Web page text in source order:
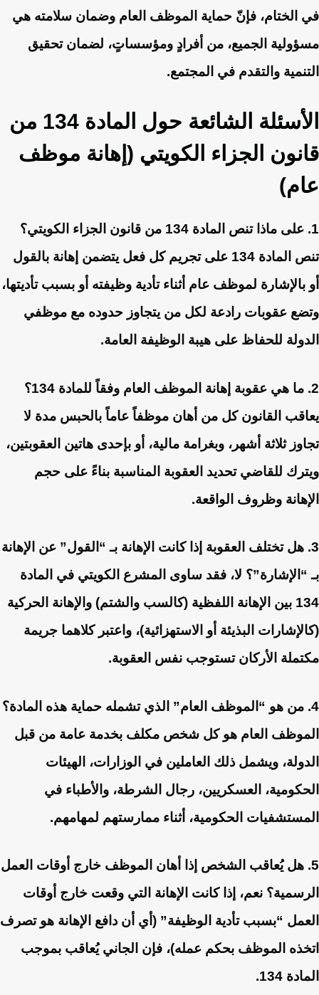
في الختام، فإنّ حماية الموظف العام وضمان سلامته هي
مسؤولية الجميع، من أفرادٍ ومؤسساتٍ، لضمان تحقيق
التنمية والتقدم في المجتمع.
الأسئلة الشائعة حول المادة 134 من
قانون الجزاء الكويتي (إهانة موظف
عام)
1. على ماذا تنص المادة 134 من قانون الجزاء الكويتي؟
تنص المادة 134 على تجريم كل فعل يتضمن إهانة بالقول
أو بالإشارة لموظف عام أثناء تأدية وظيفته أو بسبب تأديتها،
وتضع عقوبات رادعة لكل من يتجاوز حدوده مع موظفي
الدولة للحفاظ على هيبة الوظيفة العامة.
2. ما هي عقوبة إهانة الموظف العام وفقاً للمادة 134؟
يعاقب القانون كل من أهان موظفاً عاماً بالحبس مدة لا
تجاوز ثلاثة أشهر، وبغرامة مالية، أو بإحدى هاتين العقوبتين،
ويترك للقاضي تحديد العقوبة المناسبة بناءً على حجم
الإهانة وظروف الواقعة.
3. هل تختلف العقوبة إذا كانت الإهانة بـ “القول” عن الإهانة
بـ “الإشارة”؟ لا، فقد ساوى المشرع الكويتي في المادة
134 بين الإهانة اللفظية (كالسب والشتم) والإهانة الحركية
(كالإشارات البذيئة أو الاستهزائية)، واعتبر كلاهما جريمة
مكتملة الأركان تستوجب نفس العقوبة.
4. من هو “الموظف العام” الذي تشمله حماية هذه المادة؟
الموظف العام هو كل شخص مكلف بخدمة عامة من قبل
الدولة، ويشمل ذلك العاملين في الوزارات، الهيئات
الحكومية، العسكريين، رجال الشرطة، والأطباء في
المستشفيات الحكومية، أثناء ممارستهم لمهامهم.
5. هل يُعاقب الشخص إذا أهان الموظف خارج أوقات العمل
الرسمية؟ نعم، إذا كانت الإهانة التي وقعت خارج أوقات
العمل “بسبب تأدية الوظيفة” (أي أن دافع الإهانة هو تصرف
اتخذه الموظف بحكم عمله)، فإن الجاني يُعاقب بموجب
المادة 134.